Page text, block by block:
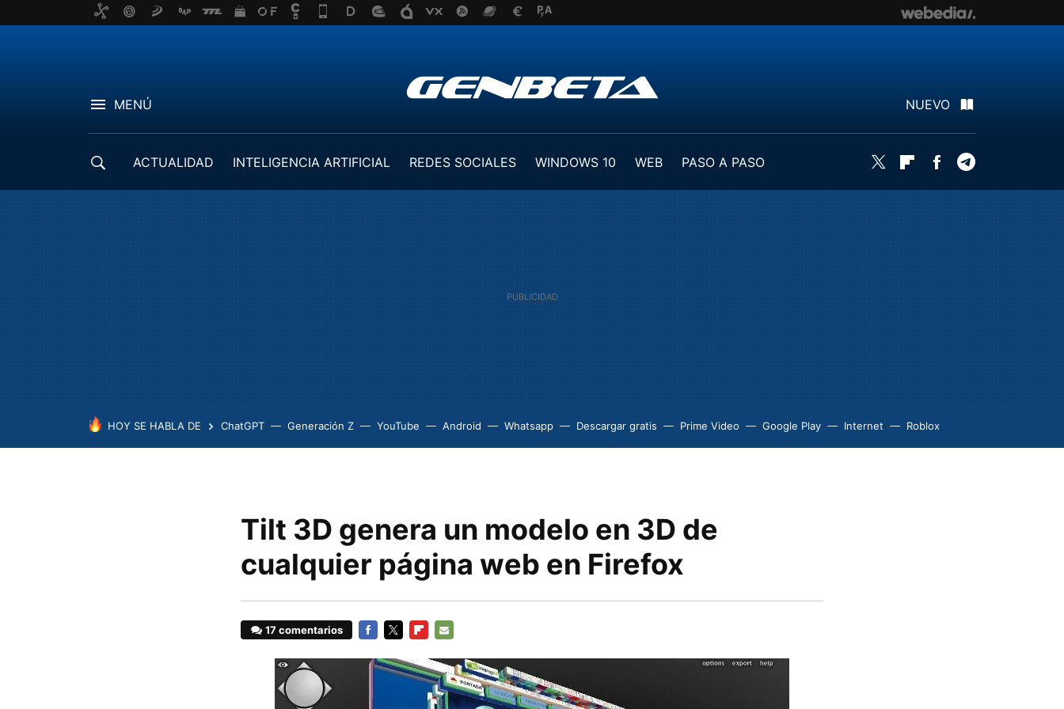
MENÚ NUEVO
ACTUALIDAD INTELIGENCIA ARTIFICIAL REDES SOCIALES WINDOWS 10 WEB
PASO A PASO
Twitter FlipboardFacebook
HOY SE HABLA DE ChatGPT Generación Z YouTube Android Whatsapp Descargar gratis Prime Video Google Play Internet Roblox
Tilt 3D genera un modelo en 3D de
cualquier página web en Firefox
17 comentarios
MAIL